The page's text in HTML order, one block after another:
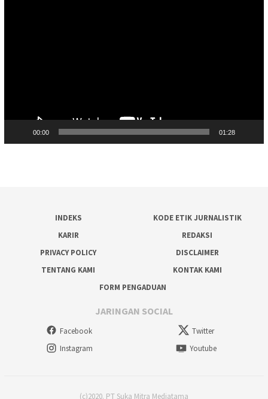
00:00 01:28
INDEKS
KODE ETIK JURNALISTIK
KARIR
REDAKSI
PRIVACY POLICY
DISCLAIMER
TENTANG KAMI
KONTAK KAMI
FORM PENGADUAN
JARINGAN SOCIAL
Facebook
Twitter
Instagram
Youtube
(c)2020. PT Suka Mitra Mediatama